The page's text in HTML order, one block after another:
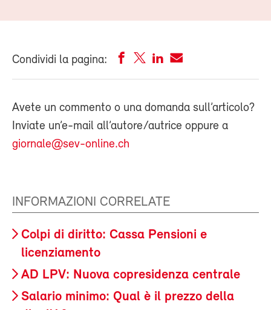
Condividi la pagina:
Avete un commento o una domanda sull’articolo?
Inviate un’e-mail all’autore/autrice oppure a
giornale@sev-online.ch
INFORMAZIONI CORRELATE
Colpi di diritto: Cassa Pensioni e
licenziamento
AD LPV: Nuova copresidenza centrale
Salario minimo: Qual è il prezzo della